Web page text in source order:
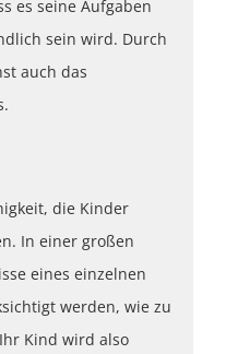
es seine Aufgaben
sein wird. Durch
auch das
die Kinder
In einer großen
eines einzelnen
werden, wie zu
Kind wird also